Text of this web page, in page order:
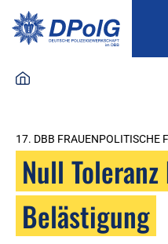
17. DBB FRAUENPOLITISCHE
Null
Belästigung